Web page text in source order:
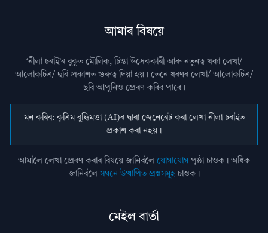
আমাৰ বিষয়ে
‘নীলা চৰাই’ৰ বুকুত মৌলিক, চিন্তা উদ্রেককাৰী আৰু নতুনত্ব থকা লেখা/
আলোকচিত্ৰ/ ছবি প্রকাশত গুৰুত্ব দিয়া হয়। তেনে ধৰণৰ লেখা/ আলোকচিত্ৰ/
ছবি আপুনিও প্রেৰণ কৰিব পাৰে।
মন কৰিব: কৃত্ৰিম বুদ্ধিমত্তা (AI)ৰ দ্বাৰা জেনেৰেট কৰা লেখা নীলা চৰাইত
প্ৰকাশ কৰা নহয়।
আমালৈ লেখা প্ৰেৰণ কৰাৰ বিষয়ে জানিবলৈ যোগাযোগ পৃষ্ঠা চাওক। অধিক
জানিবলৈসঘনে উত্থাপিত প্ৰশ্নসমূহচাওক।
মেইল বাৰ্তা